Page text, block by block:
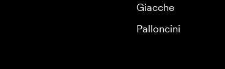
Giacche
Palloncini